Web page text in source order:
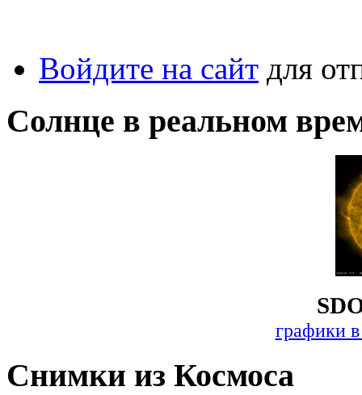
Войдите на сайт для
Солнце в реальном
графики
Снимки из Космоса